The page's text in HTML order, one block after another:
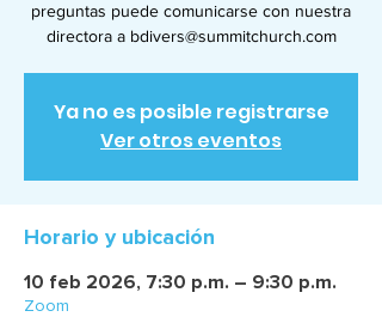
preguntas puede comunicarse con nuestra
directora a bdivers@summitchurch.com
Ya no es posible registrarse
Ver otros eventos
Horario y ubicación
10 feb 2026, 7:30 p.m. – 9:30 p.m.
Zoom